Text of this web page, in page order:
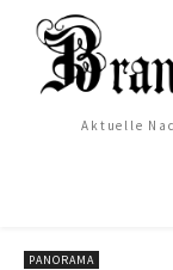
Aktuelle
PANORAMA